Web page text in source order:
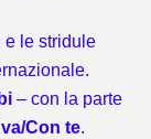
e le stridule
– con la parte
Con te.